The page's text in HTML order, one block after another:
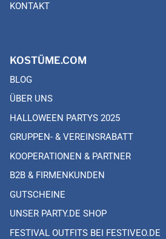
KONTAKT
KOSTÜME.COM
BLOG
ÜBER UNS
HALLOWEEN PARTYS 2025
GRUPPEN- & VEREINSRABATT
KOOPERATIONEN & PARTNER
B2B & FIRMENKUNDEN
GUTSCHEINE
UNSER PARTY.DE SHOP
FESTIVAL OUTFITS BEI FESTIVEO.DE